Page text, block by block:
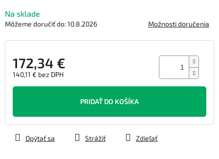
Na sklade
Môžeme doručiť do:10.8.2026 Možnosti doručenia
172,34 €
140,11 € bez DPH
Jednotková
PRIDAŤ DO KOŠÍKA
Opýtať sa Strážiť Zdieľať
5
hviezdičiek.